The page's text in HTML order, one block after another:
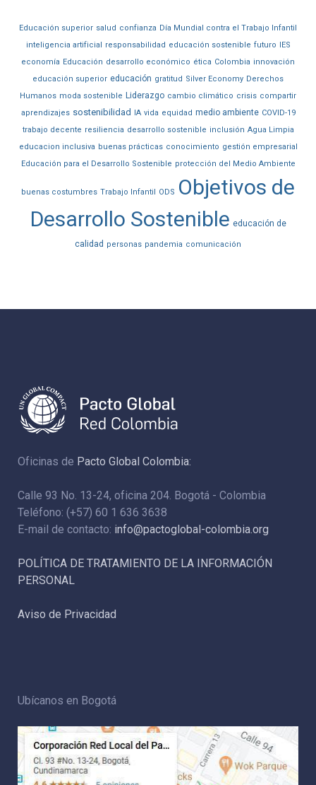
Educación superior salud confianza Día Mundial contra el Trabajo Infantil
inteligencia artificial
responsabilidad educación sostenible futuro
IES
economía Educación desarrollo económico ética Colombia innovación
educación superior educación gratitud Silver Economy Derechos
Humanos moda sostenible Liderazgo cambio climático crisis compartir
aprendizajes sostenibilidad IA vida equidad medio ambiente COVID-19
trabajo decente resiliencia desarrollo sostenible inclusión Agua Limpia
educacion inclusiva buenas prácticas conocimiento gestión empresarial
Educación para el Desarrollo Sostenible protección del Medio Ambiente
buenas costumbres Trabajo Infantil ODS Objetivos de
Desarrollo Sostenible educación de
calidad personas pandemia comunicación
Oficinas de Pacto Global Colombia:
Calle 93 No. 13-24, oficina 204. Bogotá - Colombia
Teléfono: (+57) 60 1 636 3638
E-mail de contacto: info@pactoglobal-colombia.org
POLÍTICA DE TRATAMIENTO DE LA INFORMACIÓN
PERSONAL
Aviso de Privacidad
Ubícanos en Bogotá